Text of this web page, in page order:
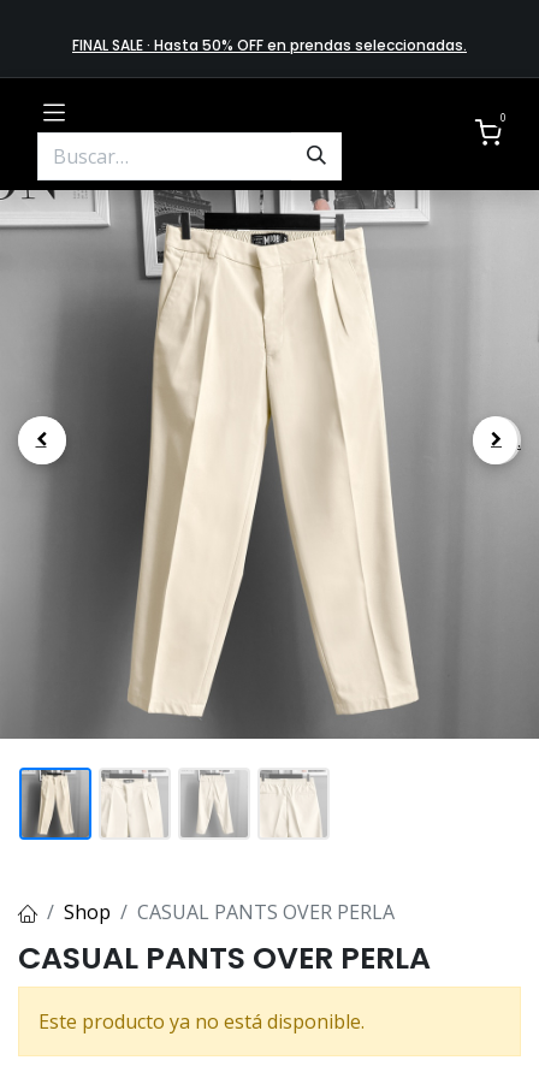
FINAL SALE · Hasta 50% OFF en prendas​ selecciona​das.
0
.
Shop CASUAL PANTS OVER PERLA
CASUAL PANTS OVER PERLA
Este producto ya no está disponible.